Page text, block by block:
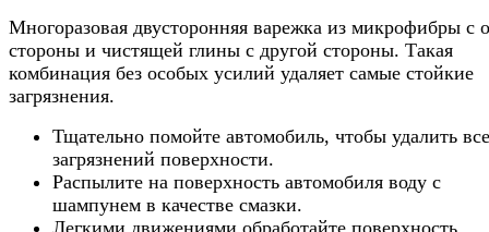
Многоразовая двусторонняя варежка из микрофибры с
стороны и чистящей глины с другой стороны. Такая
комбинация без особых усилий удаляет самые стойкие
загрязнения.
Тщательно помойте автомобиль, чтобы удалить все
загрязнений поверхности.
Распылите на поверхность автомобиля воду с
шампунем в качестве смазки.